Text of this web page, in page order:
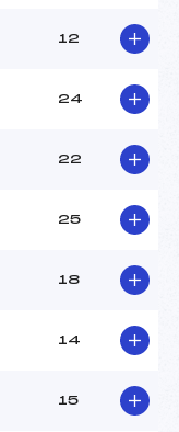
12
24
22
25
18
14
15